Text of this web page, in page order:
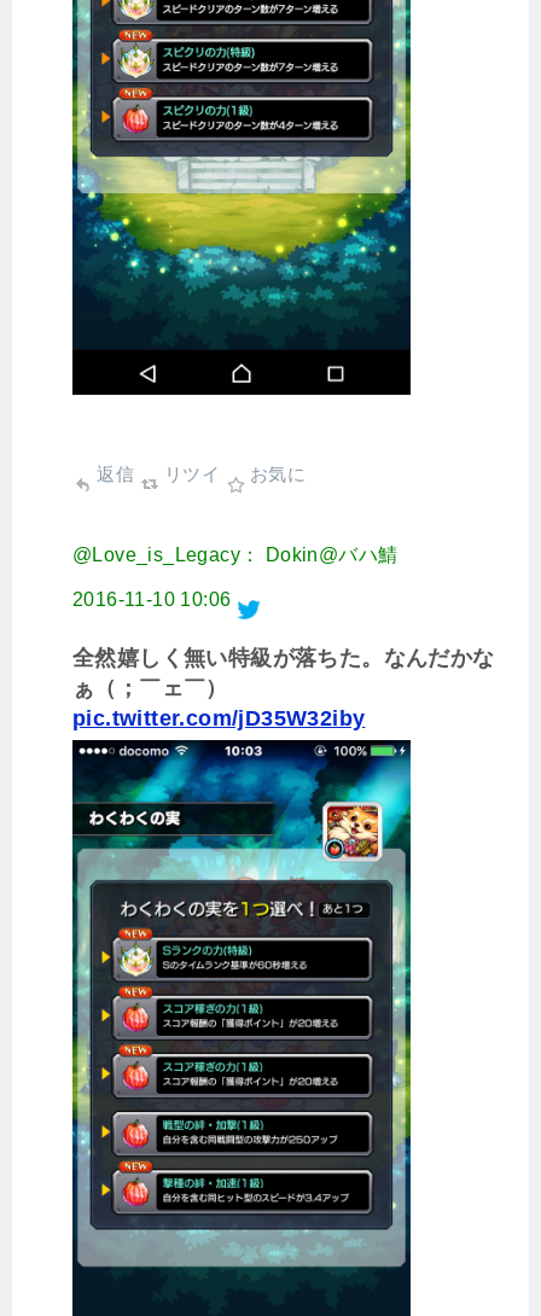
返信 リツイ お気に
@Love_is_Legacy： Dokin@バハ鯖
2016-11-10 10:06
全然嬉しく無い特級が落ちた。なんだかな
ぁ（；￣ェ￣）
pic.twitter.com/jD35W32iby